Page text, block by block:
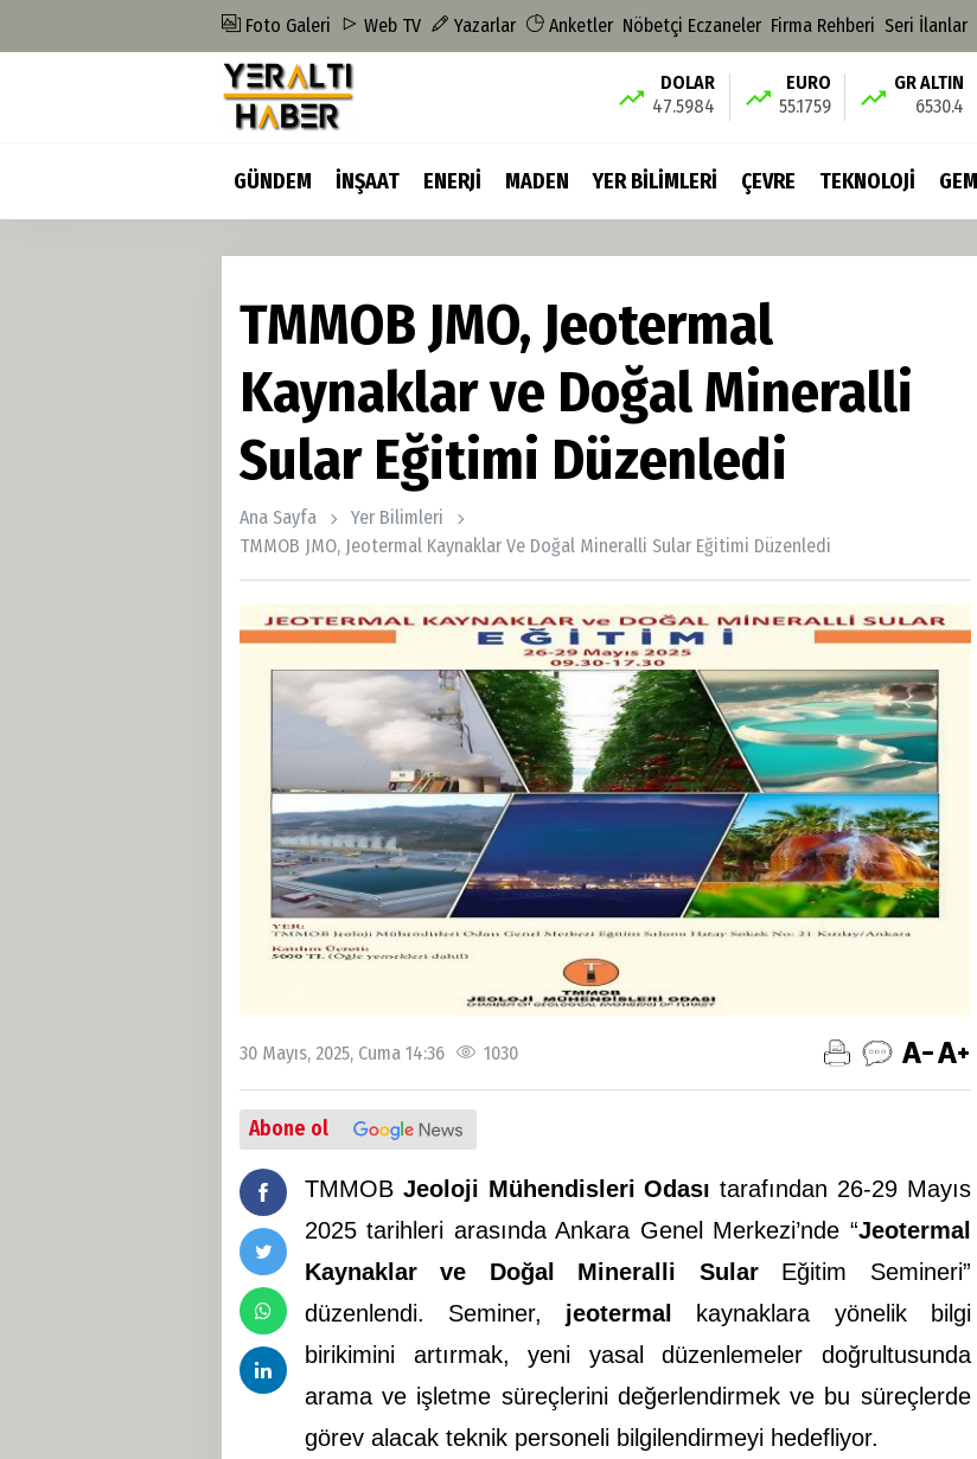
Foto Galeri Web TV Yazarlar Anketler Nöbetçi Eczaneler Firma Rehberi Seri İlanlar
DOLAR
47.5984
EURO
55.1759
GR ALTIN
6530.4
GÜNDEM İNŞAAT ENERJİ MADEN YER BİLİMLERİ ÇEVRE TEKNOLOJİ
TMMOB JMO, Jeotermal
Kaynaklar ve Doğal Mineralli
Sular Eğitimi Düzenledi
Ana Sayfa
Yer Bilimleri
TMMOB JMO, Jeotermal Kaynaklar Ve Doğal Mineralli Sular Eğitimi Düzenledi
30 Mayıs, 2025, Cuma 14:36 1030
Abone ol
TMMOB Jeoloji Mühendisleri Odası tarafından 26-29 Mayıs
2025 tarihleri arasında Ankara Genel Merkezi’nde “Jeotermal
Kaynaklar ve Doğal Mineralli SularEğitim Semineri”
düzenlendi. Seminer, jeotermal
kaynaklara yönelik bilgi
birikimini artırmak, yeni yasal düzenlemeler doğrultusunda
arama ve işletme süreçlerini değerlendirmek ve bu süreçlerde
görev alacak teknik personeli bilgilendirmeyi hedefliyor.